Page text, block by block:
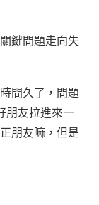
鍵問題走向失
間久了，問題
朋友拉進來一
朋友嘛，但是